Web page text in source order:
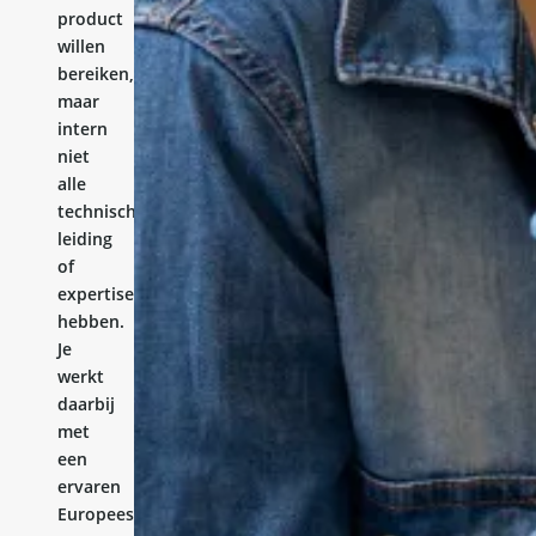
product
willen
bereiken,
maar
intern
niet
alle
technische
leiding
of
expertise
hebben.
Je
werkt
daarbij
met
een
ervaren
Europees